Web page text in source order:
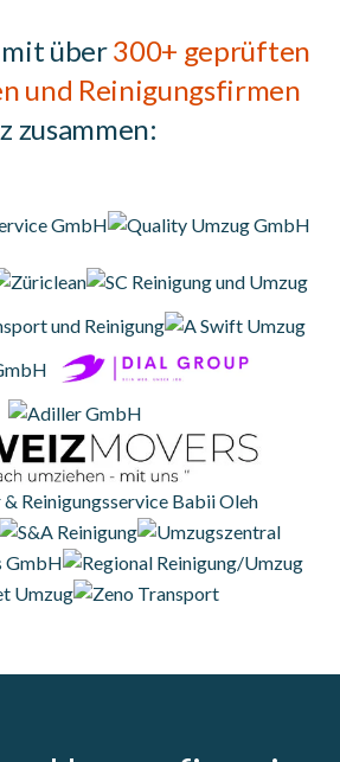
über300+ geprüften
und Reinigungsfirmen
zusammen: